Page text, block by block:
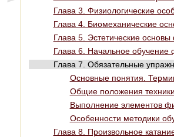
Глава 3. Физиологические
Глава 4. Биомеханические
Глава 5. Эстетические основы
Глава 6. Начальное обучение
Глава 7. Обязательные
Основные понятия.
Общие положения
Выполнение элементов
Особенности методики
Глава 8. Произвольное